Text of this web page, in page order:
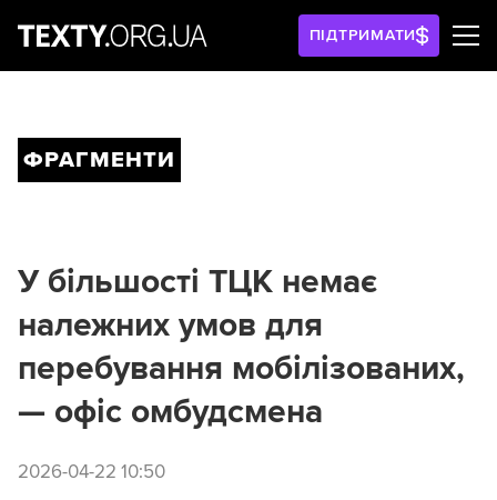
ПІДТРИМАТИ
ФРАГМЕНТИ
У більшості ТЦК немає
належних умов для
перебування мобілізованих,
— офіс омбудсмена
2026-04-22 10:50